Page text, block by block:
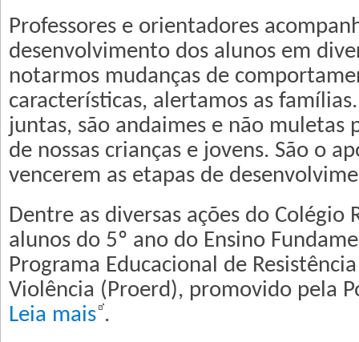
Professores e orientadores
desenvolvimento dos alunos em
notarmos mudanças de
características, alertamos as
juntas, são andaimes e não muletas
de nossas crianças e jovens. São o
vencerem as etapas de
Dentre as diversas ações do Colégio
alunos do 5º ano do Ensino
Programa Educacional de
Violência (Proerd), promovido pela
Leia mais .